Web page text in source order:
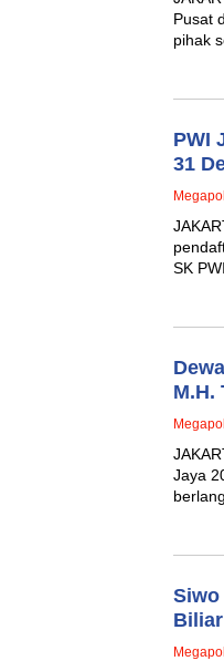
Pusat
pihak
PWI
31
SK
M.H.
Jaya
Siwo